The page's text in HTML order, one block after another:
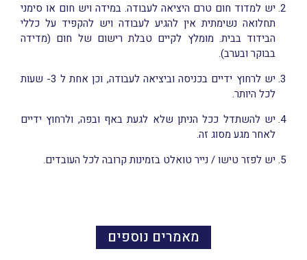
יש למדוד חום טרם היציאה לעבודה. במידה ויש חום או סימני
תחלואה נשימתית אין להגיע לעבודה ויש להקפיד על כללי
הבידוד בבית. מומלץ לקיים טבלת רישום של חום (מדידה
בבוקר ובערב).
יש לרחוץ ידיים בכניסה וביציאה לעבודה, וכן אחת ל 3- שעות
לכל היותר.
יש להשתדל ככל הניתן שלא לגעת באף ובפה, ולרחוץ ידיים
לאחר מגע מסוג זה.
יש לפזר טישו / נייר טואלט בזמינות קרובה לכל העובדים.
מאמרים נוספים